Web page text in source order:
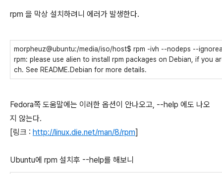
rpm 을 막상 설치하려니 에러가 발생한다.
morpheuz@ubuntu:/media/iso/host$ rpm -ivh --nodeps --
rpm: please use alien to install rpm packages on Debian, if you
ch. See README.Debian for more details.
Fedora쪽 도움말에는 이러한 옵션이 안나오고, --help 에도 나오
지 않는다.
[링크 : http://linux.die.net/man/8/rpm]
Ubuntu에 rpm 설치후 --help를 해보니